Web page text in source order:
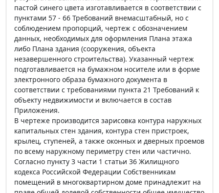
пастой синего цвета изготавливается в соответствии с
пунктами 57 - 66 Требований внемасштабный, но с
соблюдением пропорций, чертеж с обозначением
данных, необходимых для оформления Плана этажа
либо Плана здания (сооружения, объекта
незавершенного строительства). Указанный чертеж
подготавливается на бумажном носителе или в форме
электронного образа бумажного документа в
соответствии с требованиями пункта 21 Требований к
объекту недвижимости и включается в состав
Приложения.
В чертеже производится зарисовка контура наружных
капитальных стен здания, контура стен пристроек,
крылец, ступеней, а также оконных и дверных проемов
по всему наружному периметру стен или частично.
Согласно пункту 3 части 1 статьи 36 Жилищного
кодекса Российской Федерации Собственникам
помещений в многоквартирном доме принадлежит на